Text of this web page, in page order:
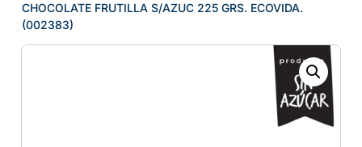
CHOCOLATE FRUTILLA S/AZUC 225 GRS. ECOVIDA.
(002383)